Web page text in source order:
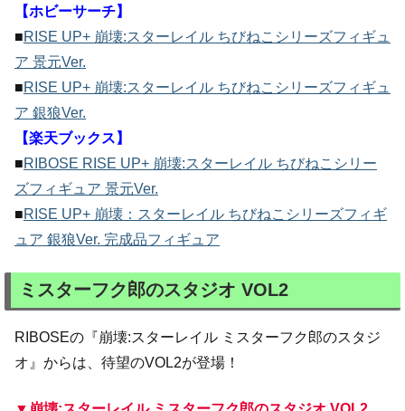
【ホビーサーチ】
■RISE UP+ 崩壊:スターレイル ちびねこシリーズフィギュ
ア 景元Ver.
■RISE UP+ 崩壊:スターレイル ちびねこシリーズフィギュ
ア 銀狼Ver.
【楽天ブックス】
■RIBOSE RISE UP+ 崩壊:スターレイル ちびねこシリー
ズフィギュア 景元Ver.
■RISE UP+ 崩壊：スターレイル ちびねこシリーズフィギ
ュア 銀狼Ver. 完成品フィギュア
ミスターフク郎のスタジオ VOL2
RIBOSEの『崩壊:スターレイル ミスターフク郎のスタジ
オ』からは、待望のVOL2が登場！